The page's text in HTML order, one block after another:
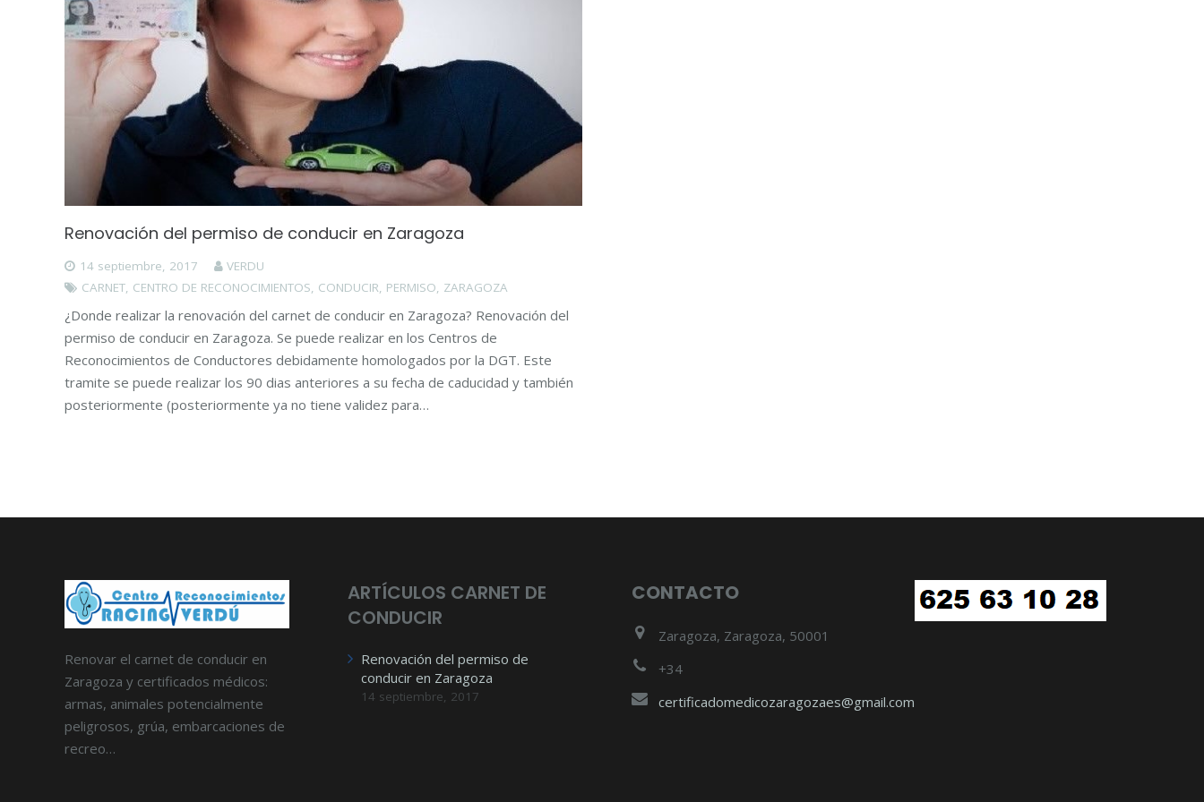
Renovación del permiso de conducir en Zaragoza
14 septiembre, 2017
VERDU
CARNET, CENTRO DE RECONOCIMIENTOS CONDUCIR PERMISO ZARAGOZA
¿Donde realizar la renovación del carnet de conducir en Zaragoza? Renovación del
permiso de conducir en Zaragoza. Se puede realizar en los Centros de
Reconocimientos de Conductores debidamente homologados por la DGT. Este
tramite se puede realizar los 90 dias anteriores a su fecha de caducidad y también
posteriormente (posteriormente ya no tiene validez para…
Renovar el carnet de conducir en
Zaragoza y certificados médicos:
armas, animales potencialmente
peligrosos, grúa, embarcaciones de
recreo…
ARTÍCULOS CARNET DE
CONDUCIR
Renovación del permiso de
conducir en Zaragoza
14 septiembre, 2017
CONTACTO
Zaragoza, Zaragoza, 50001
+34
certificadomedicozaragozaes@gmail.com